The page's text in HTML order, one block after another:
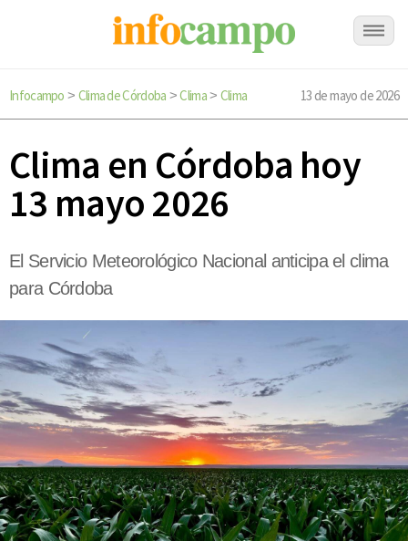
Infocampo > Clima de Córdoba >Clima> Clima 13 de mayo de 2026
Clima en Córdoba hoy
13 mayo 2026
El Servicio Meteorológico Nacional anticipa el clima
para Córdoba